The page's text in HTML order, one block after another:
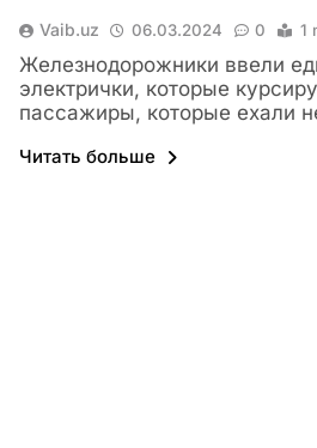
Vaib.uz 06.03.2024 0 1
Железнодорожники ввели
электрички, которые
пассажиры, которые ехали
Читать больше